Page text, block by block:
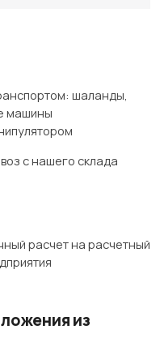
шаланды,
машины
с нашего склада
расчет на расчетный
из